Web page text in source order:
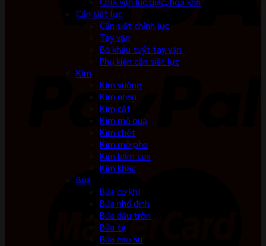
Cần siết lực
Cần siết chỉnh lực
Tay vặn
Bộ khẩu tuýt tay vặn
Phụ kiện cần siết lực
Kìm
Kìm vuông
Kìm nhọn
Kìm cắt
Kìm mỏ quạ
Kìm chết
Kìm mở phe
Kìm bấm cos
Kìm khác
Búa
Búa cơ khí
Búa nhổ đinh
Búa đầu tròn
Búa tạ
Búa cao su